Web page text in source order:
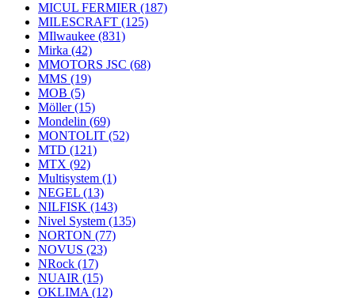
MICUL FERMIER (187)
MILESCRAFT (125)
MIlwaukee (831)
Mirka (42)
MMOTORS JSC (68)
MMS (19)
MOB (5)
Möller(15)
Mondelin (69)
MONTOLIT (52)
MTD (121)
MTX (92)
Multisystem (1)
NEGEL (13)
NILFISK (143)
Nivel System (135)
NORTON (77)
NOVUS (23)
NRock (17)
NUAIR (15)
OKLIMA (12)